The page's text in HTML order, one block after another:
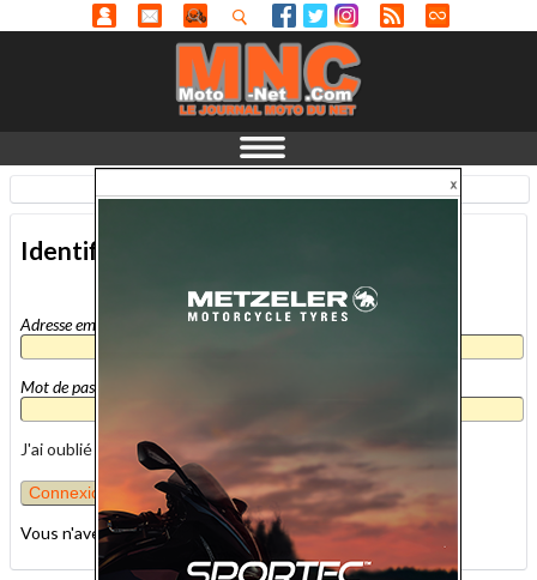
Identification
Adresse email
Mot de passe
J'ai oublié mon mot de passe
Vous n'avez pas encore de compte MNC ?inscrivez-vous